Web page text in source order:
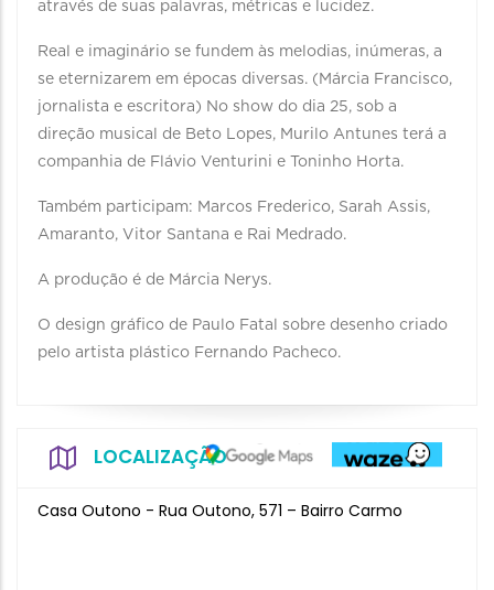
através de suas palavras, métricas e lucidez.
Real e imaginário se fundem às melodias, inúmeras, a
se eternizarem em épocas diversas. (Márcia Francisco,
jornalista e escritora) No show do dia 25, sob a
direção musical de Beto Lopes, Murilo Antunes terá a
companhia de Flávio Venturini e Toninho Horta.
Também participam: Marcos Frederico, Sarah Assis,
Amaranto, Vitor Santana e Rai Medrado.
A produção é de Márcia Nerys.
O design gráfico de Paulo Fatal sobre desenho criado
pelo artista plástico Fernando Pacheco.
LOCALIZAÇÃO
Casa Outono - Rua Outono, 571 – Bairro Carmo